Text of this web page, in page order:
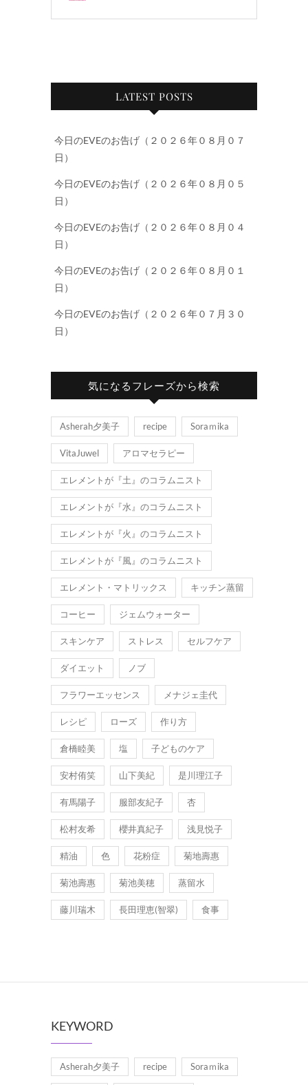
LATEST POSTS
今日のEVEのお告げ（２０２６年０８月０７
日）
今日のEVEのお告げ（２０２６年０８月０５
日）
今日のEVEのお告げ（２０２６年０８月０４
日）
今日のEVEのお告げ（２０２６年０８月０１
日）
今日のEVEのお告げ（２０２６年０７月３０
日）
気になるフレーズから検索
Asherah夕美子 recipe Soraｍika
VitaJuwel アロマセラピー
エレメントが『土』のコラムニスト
エレメントが『水』のコラムニスト
エレメントが『火』のコラムニスト
エレメントが『風』のコラムニスト
エレメント・マトリックス キッチン蒸留
コーヒー ジェムウォーター
スキンケア ストレス セルフケア
ダイエット ノブ
フラワーエッセンス メナジェ圭代
レシピ ローズ 作り方
倉橋睦美 塩 子どものケア
安村侑笑 山下美紀 是川理江子
有馬陽子 服部友紀子 杏
松村友希 櫻井真紀子 浅見悦子
精油 色 花粉症 菊地壽惠
菊池壽惠 菊池美穂 蒸留水
藤川瑞木 長田理恵(智翠) 食事
KEYWORD
Asherah夕美子 recipe Soraｍika